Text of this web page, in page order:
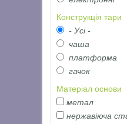
Конструкція тари
- Усі -
чаша
платформа
гачок
Матеріал основи
метал
нержавіюча